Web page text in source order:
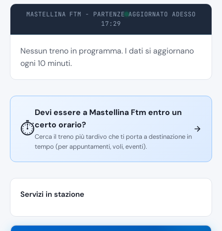
MASTELLINA FTM - PARTENZE AGGIORNATO ADESSO
17:29
Nessun treno in programma. I dati si aggiornano
ogni 10 minuti.
⏱️
Devi essere a Mastellina Ftm entro un
certo orario?
Cerca il treno più tardivo che ti porta a destinazione in
tempo (per appuntamenti, voli, eventi).
Servizi in stazione